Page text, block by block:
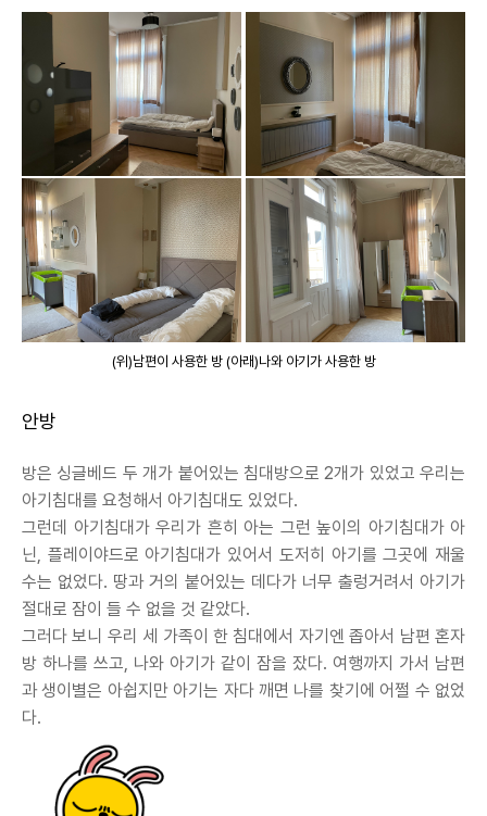
(위)남편이 사용한 방 (아래)나와 아기가 사용한 방
안방
방은 싱글베드 두 개가 붙어있는 침대방으로 2개가 있었고 우리는
아기침대를 요청해서 아기침대도 있었다.
그런데 아기침대가 우리가 흔히 아는 그런 높이의 아기침대가 아
닌, 플레이야드로 아기침대가 있어서 도저히 아기를 그곳에 재울
수는 없었다. 땅과 거의 붙어있는 데다가 너무 출렁거려서 아기가
절대로 잠이 들 수 없을 것 같았다.
그러다 보니 우리 세 가족이 한 침대에서 자기엔 좁아서 남편 혼자
방 하나를 쓰고, 나와 아기가 같이 잠을 잤다. 여행까지 가서 남편
과 생이별은 아쉽지만 아기는 자다 깨면 나를 찾기에 어쩔 수 없었
다.